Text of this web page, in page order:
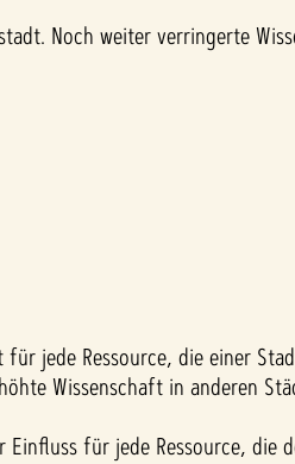
Noch weiter verringerte
jede Ressource, die einer
Wissenschaft in anderen
für jede Ressource, die